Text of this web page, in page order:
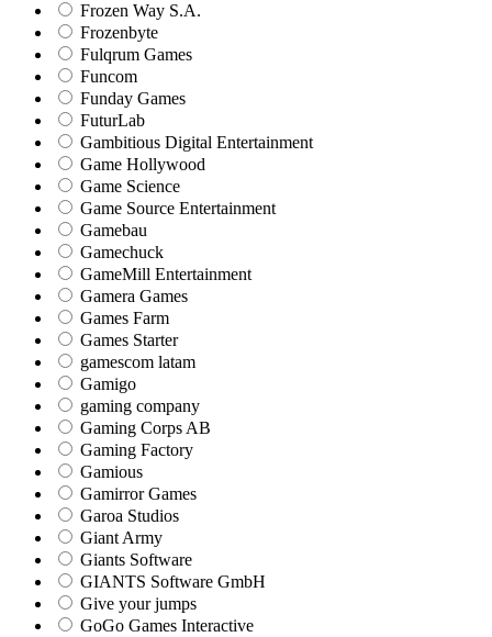
Frozen Way S.A.
Frozenbyte
Fulqrum Games
Funcom
Funday Games
FuturLab
Gambitious Digital Entertainment
Game Hollywood
Game Science
Game Source Entertainment
Gamebau
Gamechuck
GameMill Entertainment
Gamera Games
Games Farm
Games Starter
gamescom latam
Gamigo
gaming company
Gaming Corps AB
Gaming Factory
Gamious
Gamirror Games
Garoa Studios
Giant Army
Giants Software
GIANTS Software GmbH
Give your jumps
GoGo Games Interactive